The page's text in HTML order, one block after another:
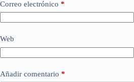
Correo electrónico *
Web
Añadir comentario *